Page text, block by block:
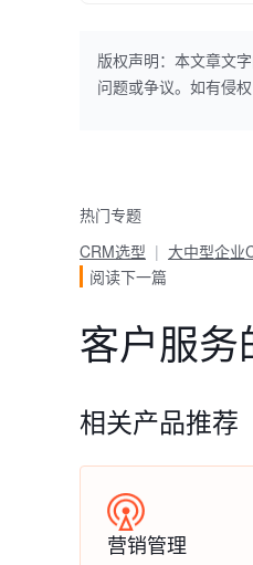
版权声明：本文章文
问题或争议。如有侵
热门专题
CRM选型
大中型企业
阅读下一篇
客户服务
相关产品推荐
营销管理